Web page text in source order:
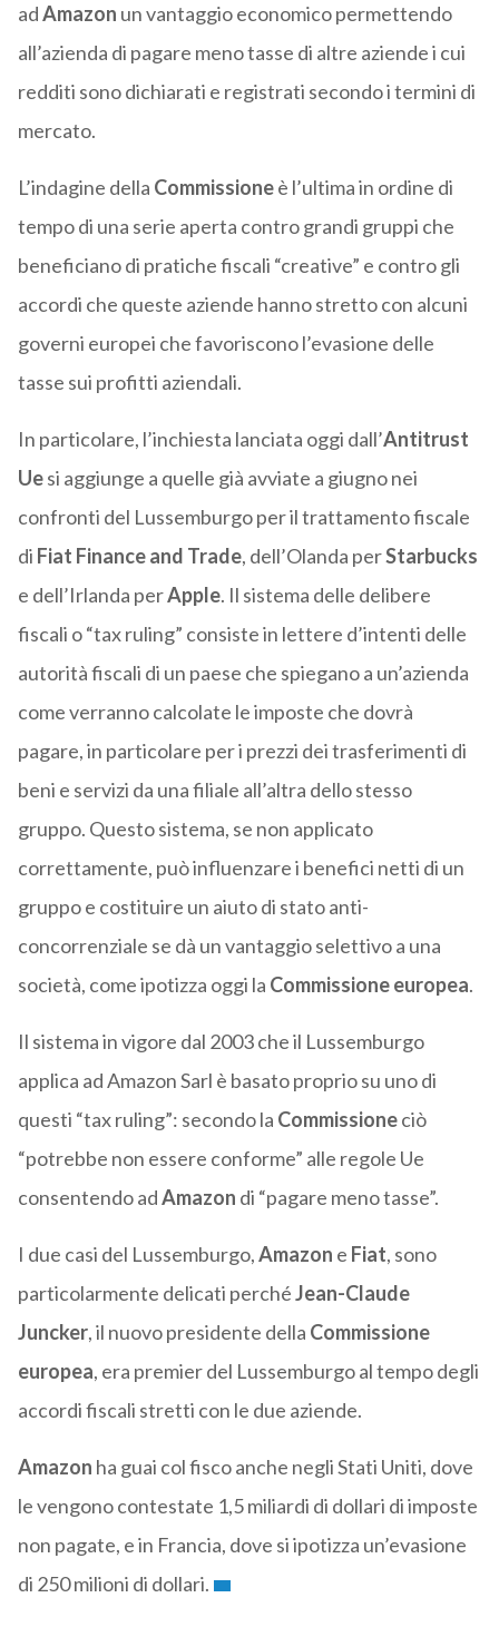
adAmazon un vantaggio economico permettendo
all’azienda di pagare meno tasse di altre aziende i cui
redditi sono dichiarati e registrati secondo i termini di
mercato.
L’indagine della Commissioneè l’ultima in ordine di
tempo di una serie aperta contro grandi gruppi che
beneficiano di pratiche fiscali “creative” e contro gli
accordi che queste aziende hanno stretto con alcuni
governi europei che favoriscono l’evasione delle
tasse sui profitti aziendali.
In particolare, l’inchiesta lanciata oggi dall’Antitrust
Uesi aggiunge a quelle già avviate a giugno nei
confronti del Lussemburgo per il trattamento fiscale
di Fiat Finance and Trade, dell’Olanda perStarbucks
e dell’Irlanda perApple. Il sistema delle delibere
fiscali o “tax ruling” consiste in lettere d’intenti delle
autorità fiscali di un paese che spiegano a un’azienda
come verranno calcolate le imposte che dovrà
pagare, in particolare per i prezzi dei trasferimenti di
beni e servizi da una filiale all’altra dello stesso
gruppo. Questo sistema, se non applicato
correttamente, può influenzare i benefici netti di un
gruppo e costituire un aiuto di stato anti-
concorrenziale se dà un vantaggio selettivo a una
società, come ipotizza oggi la Commissione europea.
Il sistema in vigore dal 2003 che il Lussemburgo
applica ad Amazon Sarl è basato proprio su uno di
questi “tax ruling”: secondo la Commissioneciò
“potrebbe non essere conforme” alle regole Ue
consentendo adAmazon di “pagare meno tasse”.
I due casi del Lussemburgo,Amazon e Fiat, sono
particolarmente delicati perchéJean-Claude
Juncker, il nuovo presidente della Commissione
europea, era premier del Lussemburgo al tempo degli
accordi fiscali stretti con le due aziende.
Amazon ha guai col fisco anche negli Stati Uniti, dove
le vengono contestate 1,5 miliardi di dollari di imposte
non pagate, e in Francia, dove si ipotizza un’evasione
di 250 milioni di dollari.